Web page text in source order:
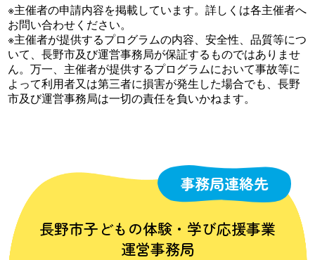
※主催者の申請内容を掲載しています。詳しくは各主催者へ
お問い合わせください。
※主催者が提供するプログラムの内容、安全性、品質等につ
いて、長野市及び運営事務局が保証するものではありませ
ん。万一、主催者が提供するプログラムにおいて事故等に
よって利用者又は第三者に損害が発生した場合でも、長野
市及び運営事務局は一切の責任を負いかねます。
事務局連絡先
長野市子どもの体験・学び応援事業
運営事務局